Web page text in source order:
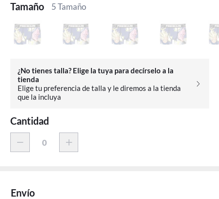
Tamaño 5 Tamaño
¿No tienes talla? Elige la tuya para decírselo a la
tienda
Elige tu preferencia de talla y le diremos a la tienda
que la incluya
Cantidad
Envío